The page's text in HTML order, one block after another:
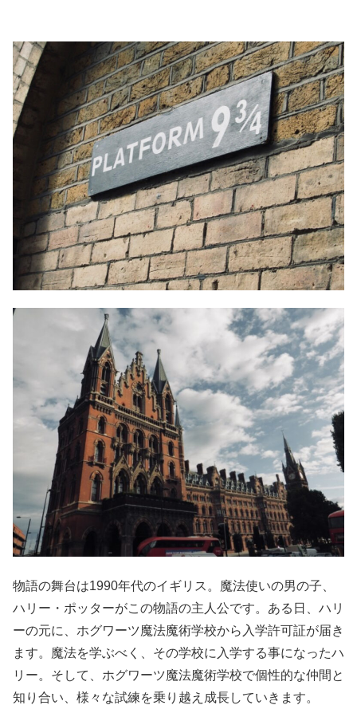
物語の舞台は1990年代のイギリス。魔法使いの男の子、
ハリー・ポッターがこの物語の主人公です。ある日、ハリ
ーの元に、ホグワーツ魔法魔術学校から入学許可証が届き
ます。魔法を学ぶべく、その学校に入学する事になったハ
リー。そして、ホグワーツ魔法魔術学校で個性的な仲間と
知り合い、様々な試練を乗り越え成長していきます。